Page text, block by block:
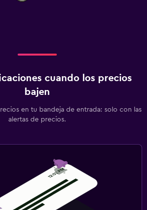
cuando los precios
bajen
en tu bandeja de entrada: solo con las
alertas de precios.